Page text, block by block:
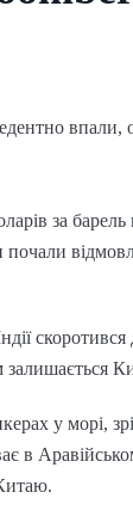
впали,
за
у морі,
в